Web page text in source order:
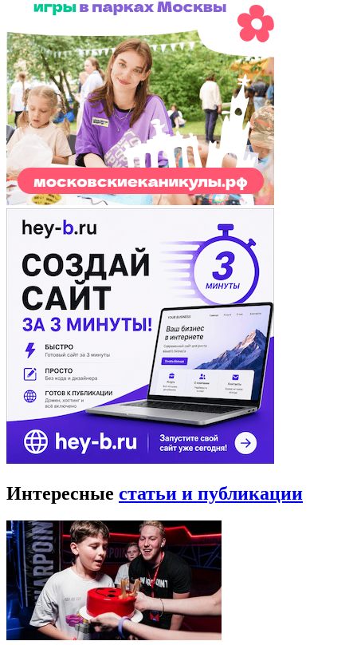
Интересные статьи и публикации